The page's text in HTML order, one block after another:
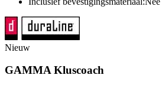
Nieuw
GAMMA Kluscoach